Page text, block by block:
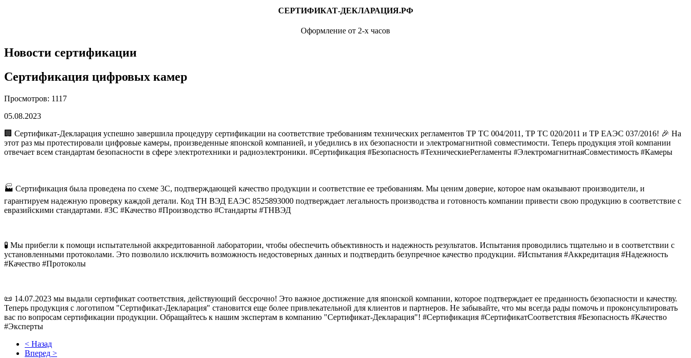
СЕРТИФИКАТ-ДЕКЛАРАЦИЯ.РФ
Оформление от 2-х часов
Новости сертификации
Сертификация цифровых камер
Просмотров: 1117
05.08.2023
🏢 Сертификат-Декларация успешно завершила процедуру сертификации на соответствие требованиям технических регламентов ТР ТС 004/2011, ТР ТС 020/2011 и ТР ЕАЭС 037/2016! 🎉 На
этот раз мы протестировали цифровые камеры, произведенные японской компанией, и убедились в их безопасности и электромагнитной совместимости. Теперь продукция этой компании
отвечает всем стандартам безопасности в сфере электротехники и радиоэлектроники. #Сертификация #Безопасность #ТехническиеРегламенты #ЭлектромагнитнаяСовместимость #Камеры
🏭 Сертификация была проведена по схеме 3С, подтверждающей качество продукции и соответствие ее требованиям. Мы ценим доверие, которое нам оказывают производители, и
гарантируем надежную проверку каждой детали. Код ТН ВЭД ЕАЭС 8525893000 подтверждает легальность производства и готовность компании привести свою продукцию в соответствие с
евразийскими стандартами. #3С #Качество #Производство #Стандарты #ТНВЭД
🧪 Мы прибегли к помощи испытательной аккредитованной лаборатории, чтобы обеспечить объективность и надежность результатов. Испытания проводились тщательно и в соответствии с
установленными протоколами. Это позволило исключить возможность недостоверных данных и подтвердить безупречное качество продукции. #Испытания #Аккредитация #Надежность
#Качество #Протоколы
📜 14.07.2023 мы выдали сертификат соответствия, действующий бессрочно! Это важное достижение для японской компании, которое подтверждает ее преданность безопасности и качеству.
Теперь продукция с логотипом "Сертификат-Декларация" становится еще более привлекательной для клиентов и партнеров. Не забывайте, что мы всегда рады помочь и проконсультировать
вас по вопросам сертификации продукции. Обращайтесь к нашим экспертам в компанию "Сертификат-Декларация"! #Сертификация #СертификатСоответствия #Безопасность #Качество
#Эксперты
< Назад
Вперед >